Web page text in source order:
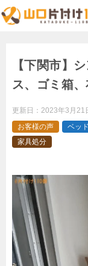
【下関市】
ス、ゴミ箱
更新日： 2023年3月21
お客様の声
ベッ
家具処分